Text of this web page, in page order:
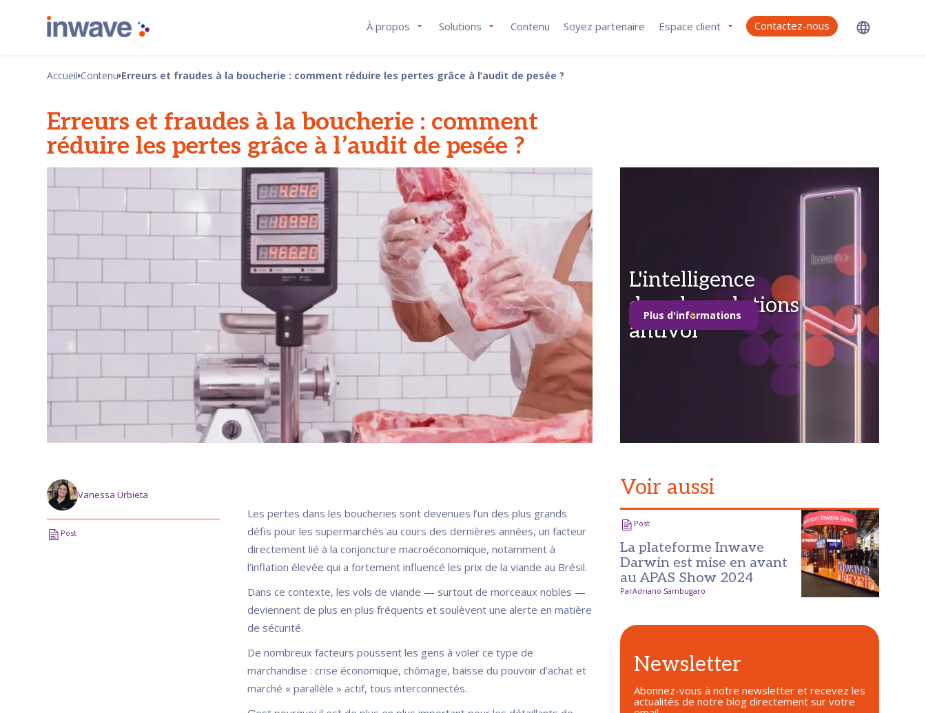
À propos Solutions Contenu Soyez partenaire Espace client Contactez-nous
Accueil Contenu Erreurs et fraudes à la boucherie : comment réduire les pertes grâce à l’audit de pesée ?
Erreurs et fraudes à la boucherie : comment
réduire les pertes grâce à l’audit de pesée ?
Vanessa Urbieta
Post
Les pertes dans les boucheries sont devenues l’un des plus grands
défis pour les supermarchés au cours des dernières années, un facteur
directement lié à la conjoncture macroéconomique, notamment à
l’inflation élevée qui a fortement influencé les prix de la viande au Brésil.
Dans ce contexte, les vols de viande — surtout de morceaux nobles —
deviennent de plus en plus fréquents et soulèvent une alerte en matière
de sécurité.
De nombreux facteurs poussent les gens à voler ce type de
marchandise : crise économique, chômage, baisse du pouvoir d’achat et
marché « parallèle » actif, tous interconnectés.
L'intelligence
dans les solutions
antivol
Plus d'informations
Voir aussi
Post
La plateforme Inwave
Darwin est mise en avant
au APAS Show 2024
ParAdriano Sambugaro
Newsletter
Abonnez-vous à notre newsletter et recevez les
actualités de notre blog directement sur votre